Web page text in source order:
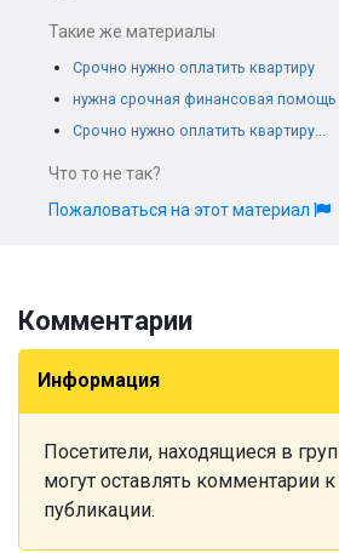
Такие же материалы
Срочно нужно оплатить квартиру
нужна срочная финансовая помощь
Срочно нужно оплатить квартиру...
Что то не так?
Пожаловаться на этот материал
Комментарии
Информация
Посетители, находящиеся в
могут оставлять комментарии
публикации.